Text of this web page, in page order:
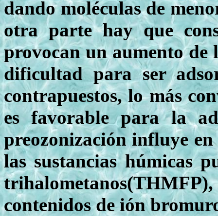
dando moléculas de
otra parte hay que
provocan un aumento
dificultad para ser
contrapuestos, lo más
es favorable para la
preozonización influye
las sustancias húmicas
contenidos de ión